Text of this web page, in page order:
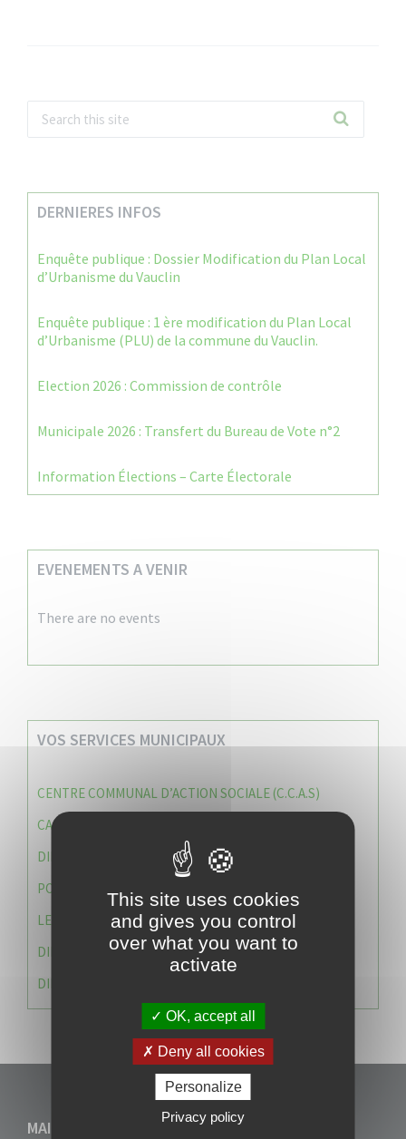
DERNIERES INFOS
Enquête publique : Dossier Modification du Plan Local
d’Urbanisme du Vauclin
Enquête publique : 1 ère modification du Plan Local
d’Urbanisme (PLU) de la commune du Vauclin.
Election 2026 : Commission de contrôle
Municipale 2026 : Transfert du Bureau de Vote n°2
Information Élections – Carte Électorale
EVENEMENTS A VENIR
There are no events
VOS SERVICES MUNICIPAUX
CENTRE COMMUNAL D’ACTION SOCIALE (C.C.A.S)
CAISSE DES ÉCOLES
DIRECTION DES SERVICES TECHNIQUES
POLICE MUNICIPALE
LE CABINET DU MAIRE
DIRECTION DES RESSOURCES ET MOYENS
DIRECTION DU DEVELLOPPEMENT URBAIN DURABL
MAIRIE DU VAUCLIN
This site uses cookies
and gives you control
over what you want to
activate
OK, accept all
Deny all cookies
Personalize
Privacy policy